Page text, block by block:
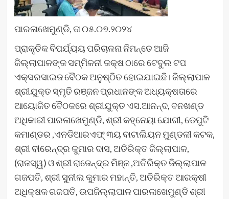
ପାରଳାଖେମୁଣ୍ଡି, ତା ୦୫.୦୭.୨୦୨୪
ପ୍ରାକୃତିକ ବିପର୍ଯ୍ୟୟ ପରିଚାଳନା ନିମନ୍ତେ ଆଜି
ଜିଲ୍ଲାପାଳଙ୍କ ସମ୍ମିଳନୀ କକ୍ଷ ଠାରେ ଟେବୁଲ ଟପ
ଏକ୍ସରସାଇଜ ବୈଠକ ଅନୁଷ୍ଠିତ ହୋଇଯାଇଛି। ଜିଲ୍ଲାପାଳ
ଶ୍ରୀଯୁକ୍ତ ସ୍ମୃତି ରଞ୍ଜନ ପ୍ରଧାନଙ୍କ ଅଧ୍ୟକ୍ଷତାରେ
ଆୟୋଜିତ ବୈଠକରେ ଶ୍ରୀଯୁକ୍ତ ଏସ.ଆନନ୍ଦ, ବନଖଣ୍ଡ
ଅଧିକାରୀ ପାରଳାଖେମୁଣ୍ଡି, ଶ୍ରୀ କହ୍ନେୟା ଯୋଗୀ, ଡେପୁଟି
କମାଣ୍ଡର ,ଏନଡିଆରଏଫ୍ ୩ୟ ବାଟାଲିୟନ ମୁଣ୍ଡଳୀ କଟକ,
ଶ୍ରୀ ବୀରେନ୍ଦ୍ର କୁମାର ଦାସ, ଅତିରିକ୍ତ ଜିଲ୍ଲାପାଳ,
(ରାଜସ୍ୱ) ଓ ଶ୍ରୀ ରାଜେନ୍ଦ୍ର ମିଞ୍ଜ ,ଅତିରିକ୍ତ ଜିଲ୍ଲାପାଳ
ଗଜପତି, ଶ୍ରୀ ସୁନୀଲ କୁମାର ମହାନ୍ତି, ଅତିରିକ୍ତ ଆରକ୍ଷୀ
ଅଧିକ୍ଷକ ଗଜପତି, ଉପଜିଲ୍ଲାପାଳ ପାରଳାଖେମୁଣ୍ଡି ଶ୍ରୀ